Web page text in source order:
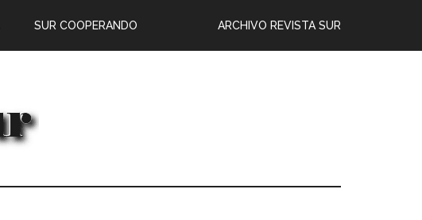
ARCHIVO REVISTA SUR
SUR COOPERANDO